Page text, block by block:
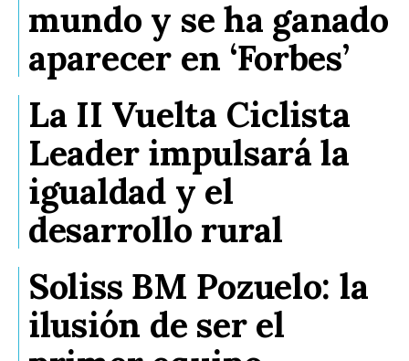
mundo y se ha ganado
aparecer en ‘Forbes’
La II Vuelta Ciclista
Leader impulsará la
igualdad y el
desarrollo rural
Soliss BM Pozuelo: la
ilusión de ser el